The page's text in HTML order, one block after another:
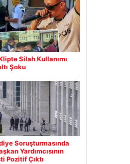
Silah Kullanımı
Şoku
Soruşturmasında
Yardımcısının
Pozitif Çıktı